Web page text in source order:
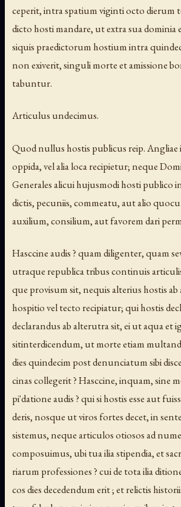
ceperit, intra spatium viginti octo dierum
dicto hosti mandare, ut extra sua dominia
siquis praedictorum hostium intra
non exiverit, singuli morte et amissione
tabuntur.
Articulus undecimus.
Quod nullus hostis publicus reip. Angliae
oppida, vel alia loca recipietur; neque
Generales alicui hujusmodi hosti publico
dictis, pecuniis, commeatu, aut alio
auxilium, consilium, aut favorem dari
Hasccine audis ? quam diligenter, quam
utraque republica tribus continuis
que provisum sit, nequis alterius hostis
hospitio vel tecto recipiatur; qui hostis
declarandus ab alterutra sit, ei ut aqua et
sitinterdicendum, ut morte etiam
dies quindecim post denunciatum sibi
cinas collegerit ? Hasccine, inquam, sine
pi'datione audis ? qui si hostis esse aut
deris, nosque ut viros fortes decet, in
sistemus, neque articulos otiosos ad
composuimus, ubi tua ilia stipendia, et
riarum professiones ? cui de tota ilia
cos dies decedendum erit ; et relictis